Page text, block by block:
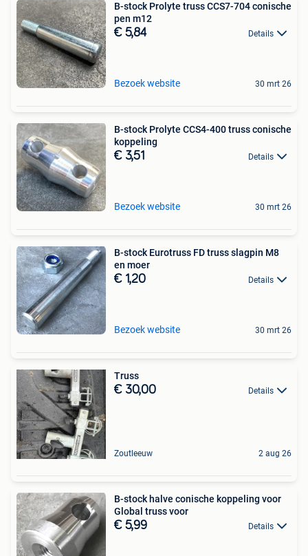
B-stock Prolyte truss CCS7-704 conische
pen m12
€ 5,84 Details
Bezoek website 30 mrt 26
B-stock Prolyte CCS4-400 truss conische
koppeling
€ 3,51 Details
Bezoek website 30 mrt 26
B-stock Eurotruss FD truss slagpin M8
en moer
€ 1,20 Details
Bezoek website 30 mrt 26
Truss
€ 30,00 Details
Zoutleeuw 2 aug 26
B-stock halve conische koppeling voor
Global truss voor
€ 5,99 Details